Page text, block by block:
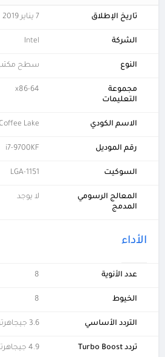
تاريخ الإطلاق
الشركة Intel
النوع سطح مكتب
مجموعة
التعليمات
x86-64
الاسم الكودي Coffee Lake
رقم الموديل i7-9700KF
السوكيت LGA-1151
المعالج الرسومي
المدمج
لا يوجد
الأداء
عدد الأنوية 8
الخيوط 8
التردد الأساسي 3.6 جيجاهرتز
تردد Turbo Boost 4.9 جيجاهرتز